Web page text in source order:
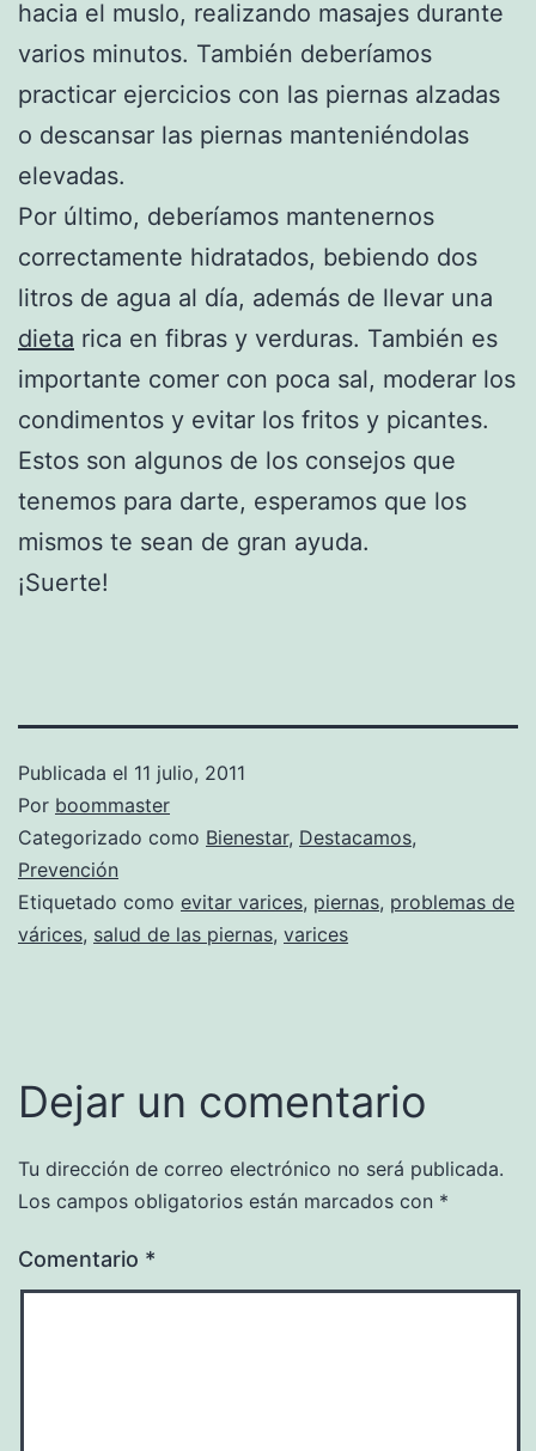
hacia el muslo, realizando masajes durante
varios minutos. También deberíamos
practicar ejercicios con las piernas alzadas
o descansar las piernas manteniéndolas
elevadas.
Por último, deberíamos mantenernos
correctamente hidratados, bebiendo dos
litros de agua al día, además de llevar una
dieta rica en fibras y verduras. También es
importante comer con poca sal, moderar los
condimentos y evitar los fritos y picantes.
Estos son algunos de los consejos que
tenemos para darte, esperamos que los
mismos te sean de gran ayuda.
¡Suerte!
Publicada el 11 julio, 2011
Por boommaster
Categorizado como Bienestar, Destacamos,
Prevención
Etiquetado como evitar varices, piernas, problemas de
várices, salud de las piernas, varices
Dejar un comentario
Tu dirección de correo electrónico no será publicada.
Los campos obligatorios están marcados con *
Comentario *